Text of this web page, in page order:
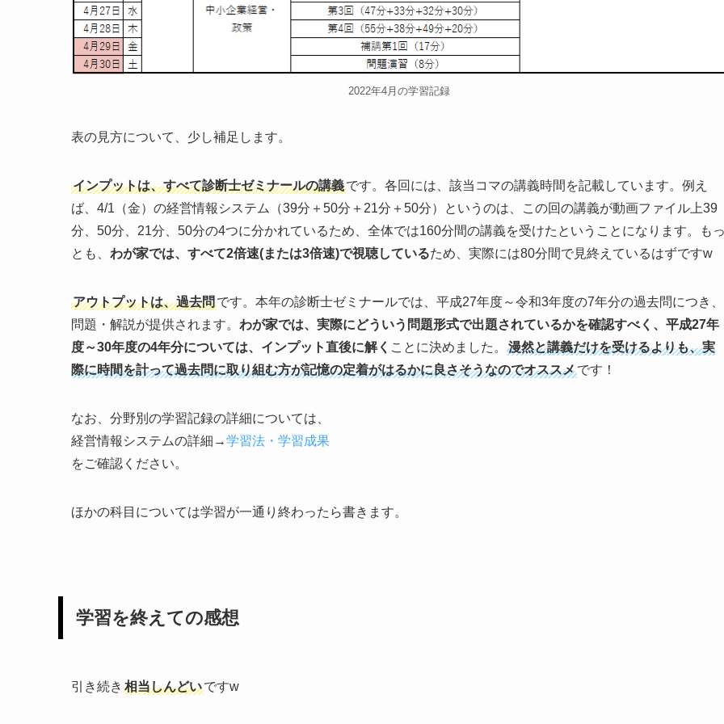
2022年4月の学習記録
表の見方について、少し補足します。
インプットは、すべて診断士ゼミナールの講義です。各回には、該当コマの講義時間を記載しています。例え
ば、4/1（金）の経営情報システム（39分＋50分＋21分＋50分）というのは、この回の講義が動画ファイル上39
分、50分、21分、50分の4つに分かれているため、全体では160分間の講義を受けたということになります。も
とも、 わが家では、すべて2倍速(または3倍速)で視聴しているため、実際には80分間で見終えているはずですw
アウトプットは、過去問です。本年の診断士ゼミナールでは、平成27年度～令和3年度の7年分の過去問につき、
問題・解説が提供されます。 わが家では、実際にどういう問題形式で出題されているかを確認すべく、平成27年
度～30年度の4年分については、インプット直後に解く ことに決めました。
漫然と講義だけを受けるよりも、実
際に時間を計って過去問に取り組む方が記憶の定着がはるかに良さそうなのでオススメです！
なお、分野別の学習記録の詳細については、
経営情報システムの詳細→学習法・学習成果
をご確認ください。
ほかの科目については学習が一通り終わったら書きます。
学習を終えての感想
引き続き 相当しんどいですw